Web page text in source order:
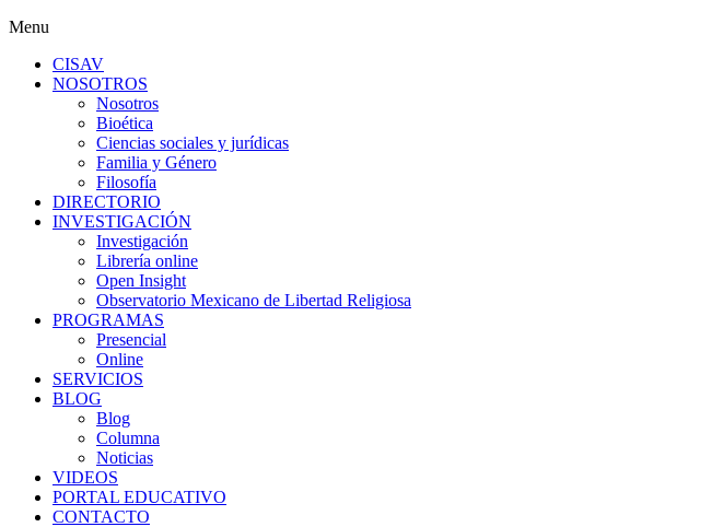
Menu
CISAV
NOSOTROS
Nosotros
Bioética
Ciencias sociales y jurídicas
Familia y Género
Filosofía
DIRECTORIO
INVESTIGACIÓN
Investigación
Librería online
Open Insight
Observatorio Mexicano de Libertad Religiosa
PROGRAMAS
Presencial
Online
SERVICIOS
BLOG
Blog
Columna
Noticias
VIDEOS
PORTAL EDUCATIVO
CONTACTO